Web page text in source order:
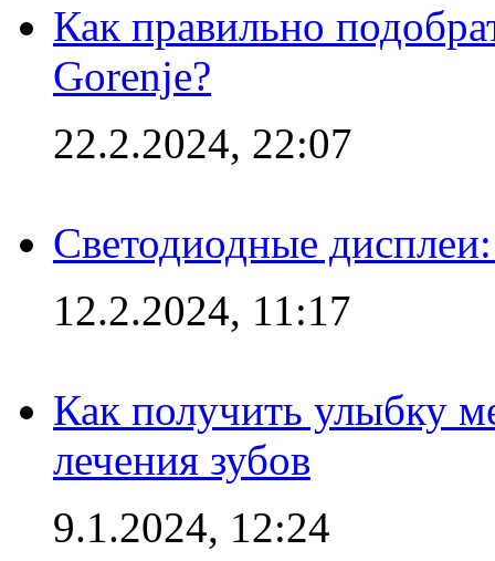
Как правильно
Gorenje?
22.2.2024, 22:07
Светодиодные
12.2.2024, 11:17
Как получить улыбку
лечения зубов
9.1.2024, 12:24